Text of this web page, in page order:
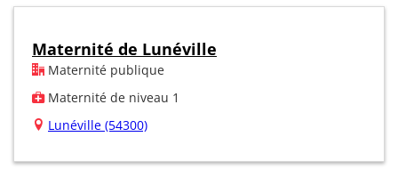
Maternité de Lunéville
Maternité publique
Maternité de niveau 1
Lunéville (54300)